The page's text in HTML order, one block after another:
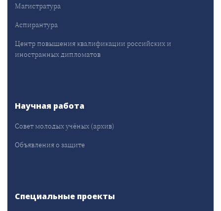
Магистратура
Аспирантура
Центр повышения квалификации российских и
иностранных дипломатов
Научная работа
Совет молодых учёных (архив)
Объявления о защите
Специальные проекты